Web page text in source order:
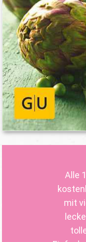
Alle
mit